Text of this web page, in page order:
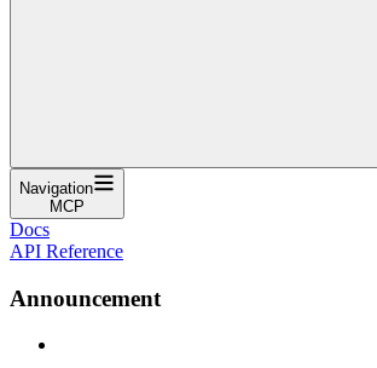
Navigation
MCP
Docs
API Reference
Announcement